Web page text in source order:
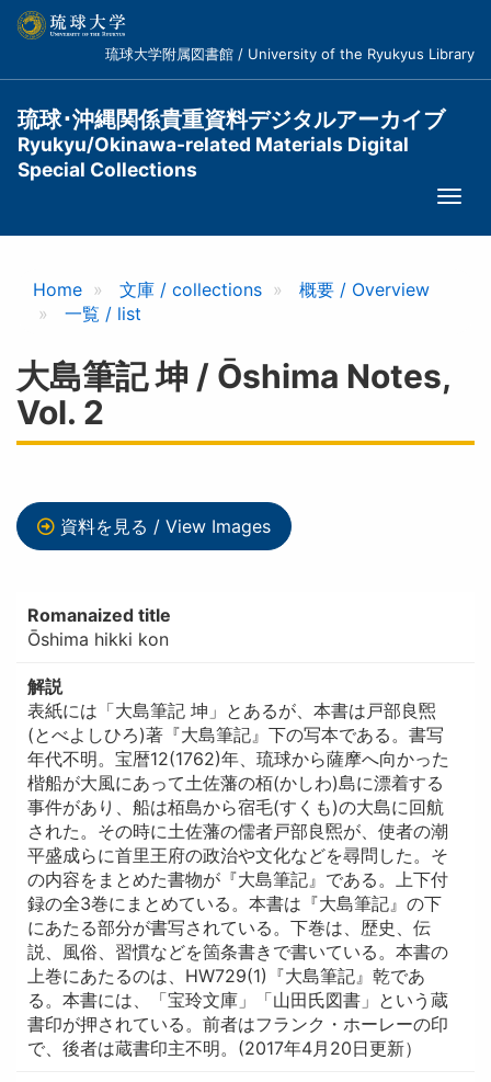
コ
琉球大学附属図書館 / University of the Ryukyus Library
琉球･沖縄関係貴重資料デジタルアーカイブ
Ryukyu/Okinawa-related Materials Digital
Special Collections
Home 文庫 / collections
概要 / Overview
一覧 / list
大島筆記 坤 / Ōshima Notes,
Vol. 2
資料を見る / View Images
Romanaized title
Ōshima hikki kon
解説
表紙には「大島筆記 坤」とあるが、本書は戸部良煕
(とべよしひろ)著『大島筆記』下の写本である。書写
年代不明。宝暦12(1762)年、琉球から薩摩へ向かった
楷船が大風にあって土佐藩の栢(かしわ)島に漂着する
事件があり、船は栢島から宿毛(すくも)の大島に回航
された。その時に土佐藩の儒者戸部良煕が、使者の潮
平盛成らに首里王府の政治や文化などを尋問した。そ
の内容をまとめた書物が『大島筆記』である。上下付
録の全3巻にまとめている。本書は『大島筆記』の下
にあたる部分が書写されている。下巻は、歴史、伝
説、風俗、習慣などを箇条書きで書いている。本書の
上巻にあたるのは、HW729(1)『大島筆記』乾であ
る。本書には、「宝玲文庫」「山田氏図書」という蔵
書印が押されている。前者はフランク・ホーレーの印
で、後者は蔵書印主不明。(2017年4月20日更新）